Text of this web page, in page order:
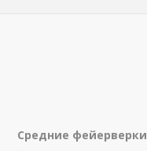
Средние фейерверки